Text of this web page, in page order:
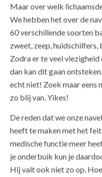
Maar over welk
We hebben het over de
60 verschillende soorten
zweet, zeep,
Zodra er te veel viezigheid
dan kan dit gaan
echt niet! Zoek maar eens
zo blij van. Yikes!
De reden dat we onze
heeft te maken met het
medische functie meer
je onderbuik kun je
Hij valt ook niet zo op.